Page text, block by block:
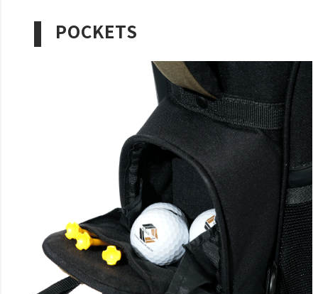
POCKETS